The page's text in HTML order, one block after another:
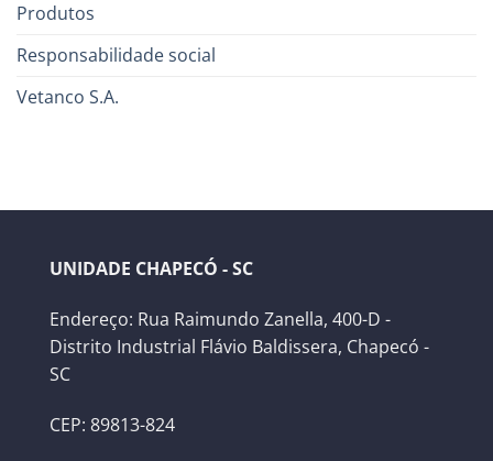
Produtos
Responsabilidade social
Vetanco S.A.
UNIDADE CHAPECÓ - SC
Endereço: Rua Raimundo Zanella, 400-D -
Distrito Industrial Flávio Baldissera, Chapecó -
SC
CEP: 89813-824